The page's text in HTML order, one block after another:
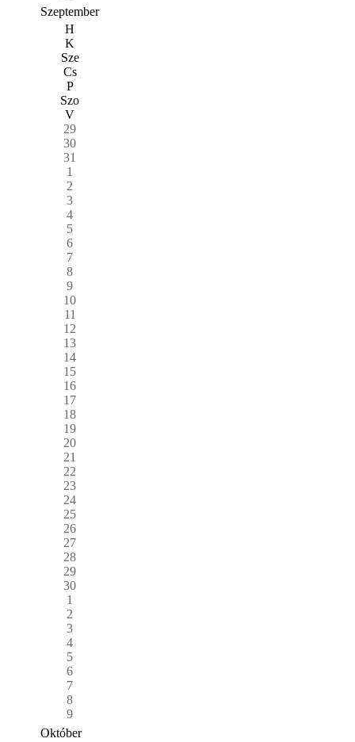
Szeptember
H
K
Sze
Cs
P
Szo
V
29
30
31
1
2
3
4
5
6
7
8
9
10
11
12
13
14
15
16
17
18
19
20
21
22
23
24
25
26
27
28
29
30
1
2
3
4
5
6
7
8
9
Október